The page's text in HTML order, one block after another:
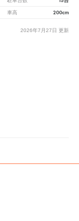
車高 200cm
2026年7月27日 更新